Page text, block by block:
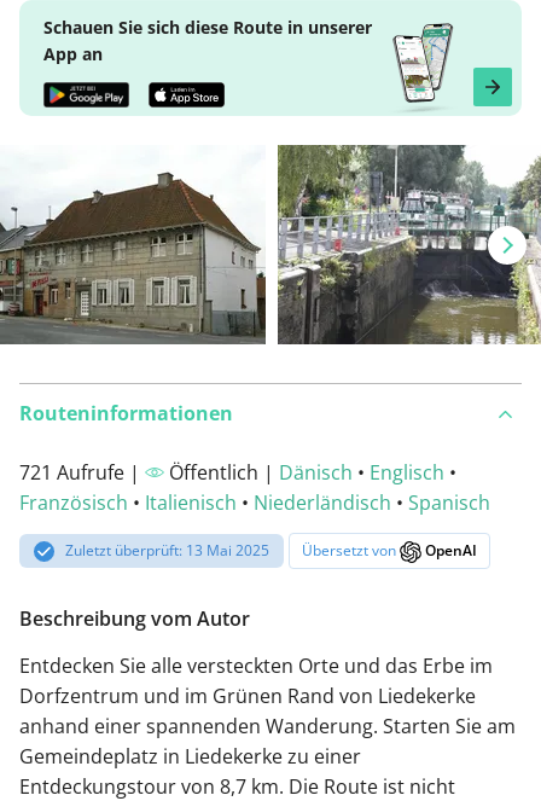
Schauen Sie sich diese Route in unserer
App an
Routeninformationen
721 Aufrufe | Öffentlich | Dänisch • Englisch •
Französisch • Italienisch • Niederländisch • Spanisch
Zuletzt überprüft: 13 Mai 2025 Übersetzt von OpenAI
Beschreibung vom Autor
Entdecken Sie alle versteckten Orte und das Erbe im
Dorfzentrum und im Grünen Rand von Liedekerke
anhand einer spannenden Wanderung. Starten Sie am
Gemeindeplatz in Liedekerke zu einer
Entdeckungstour von 8,7 km. Die Route ist nicht